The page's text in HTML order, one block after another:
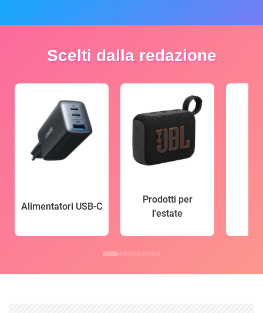
Scelti dalla redazione
Alimentatori USB-C
Prodotti per
l'estate